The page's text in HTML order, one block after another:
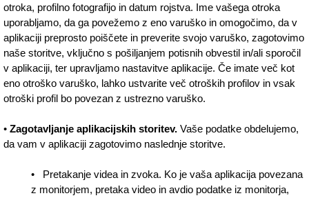
otroka, profilno fotografijo in datum rojstva. Ime vašega otroka
uporabljamo, da ga povežemo z eno varuško in omogočimo, da v
aplikaciji preprosto poiščete in preverite svojo varuško, zagotovimo
naše storitve, vključno s pošiljanjem potisnih obvestil in/ali sporočil
v aplikaciji, ter upravljamo nastavitve aplikacije. Če imate več kot
eno otroško varuško, lahko ustvarite več otroških profilov in vsak
otroški profil bo povezan z ustrezno varuško.
•Zagotavljanje aplikacijskih storitev. Vaše podatke obdelujemo,
da vam v aplikaciji zagotovimo naslednje storitve.
• Pretakanje videa in zvoka. Ko je vaša aplikacija povezana
z monitorjem, pretaka video in avdio podatke iz monitorja,